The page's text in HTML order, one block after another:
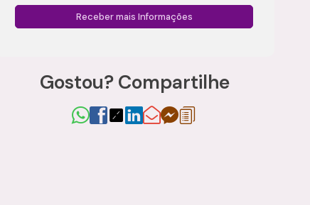
Gostou? Compartilhe